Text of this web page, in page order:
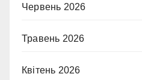
Червень 2026
Травень 2026
Квітень 2026